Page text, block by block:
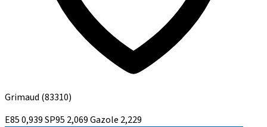
Grimaud (83310)
E850,939SP95 2,069Gazole 2,229